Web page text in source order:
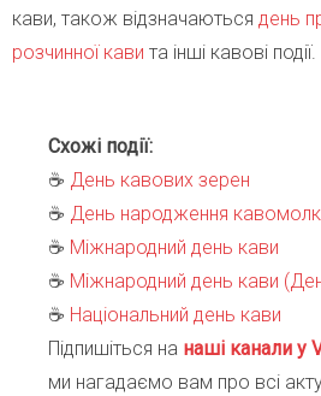
кави, також відзначаються день
розчинної кави та інші кавові події.
Схожі події:
☕️ День кавових зерен
☕️ День народження
☕️ Міжнародний день кави
☕️ Міжнародний день кави
☕️ Національний день кави
Підпишіться на наші канали у
ми нагадаємо вам про всі